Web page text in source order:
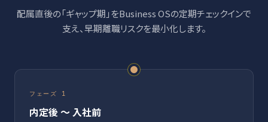
配属直後の「ギャップ期」をBusiness OSの定期チェックインで
支え、早期離職リスクを最小化します。
フェーズ 1
内定後 〜 入社前